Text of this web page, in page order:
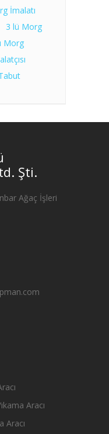
İmalatı
3 lü Morg
Morg
Şti.
Ağaç İşleri
Aracı
Aracı